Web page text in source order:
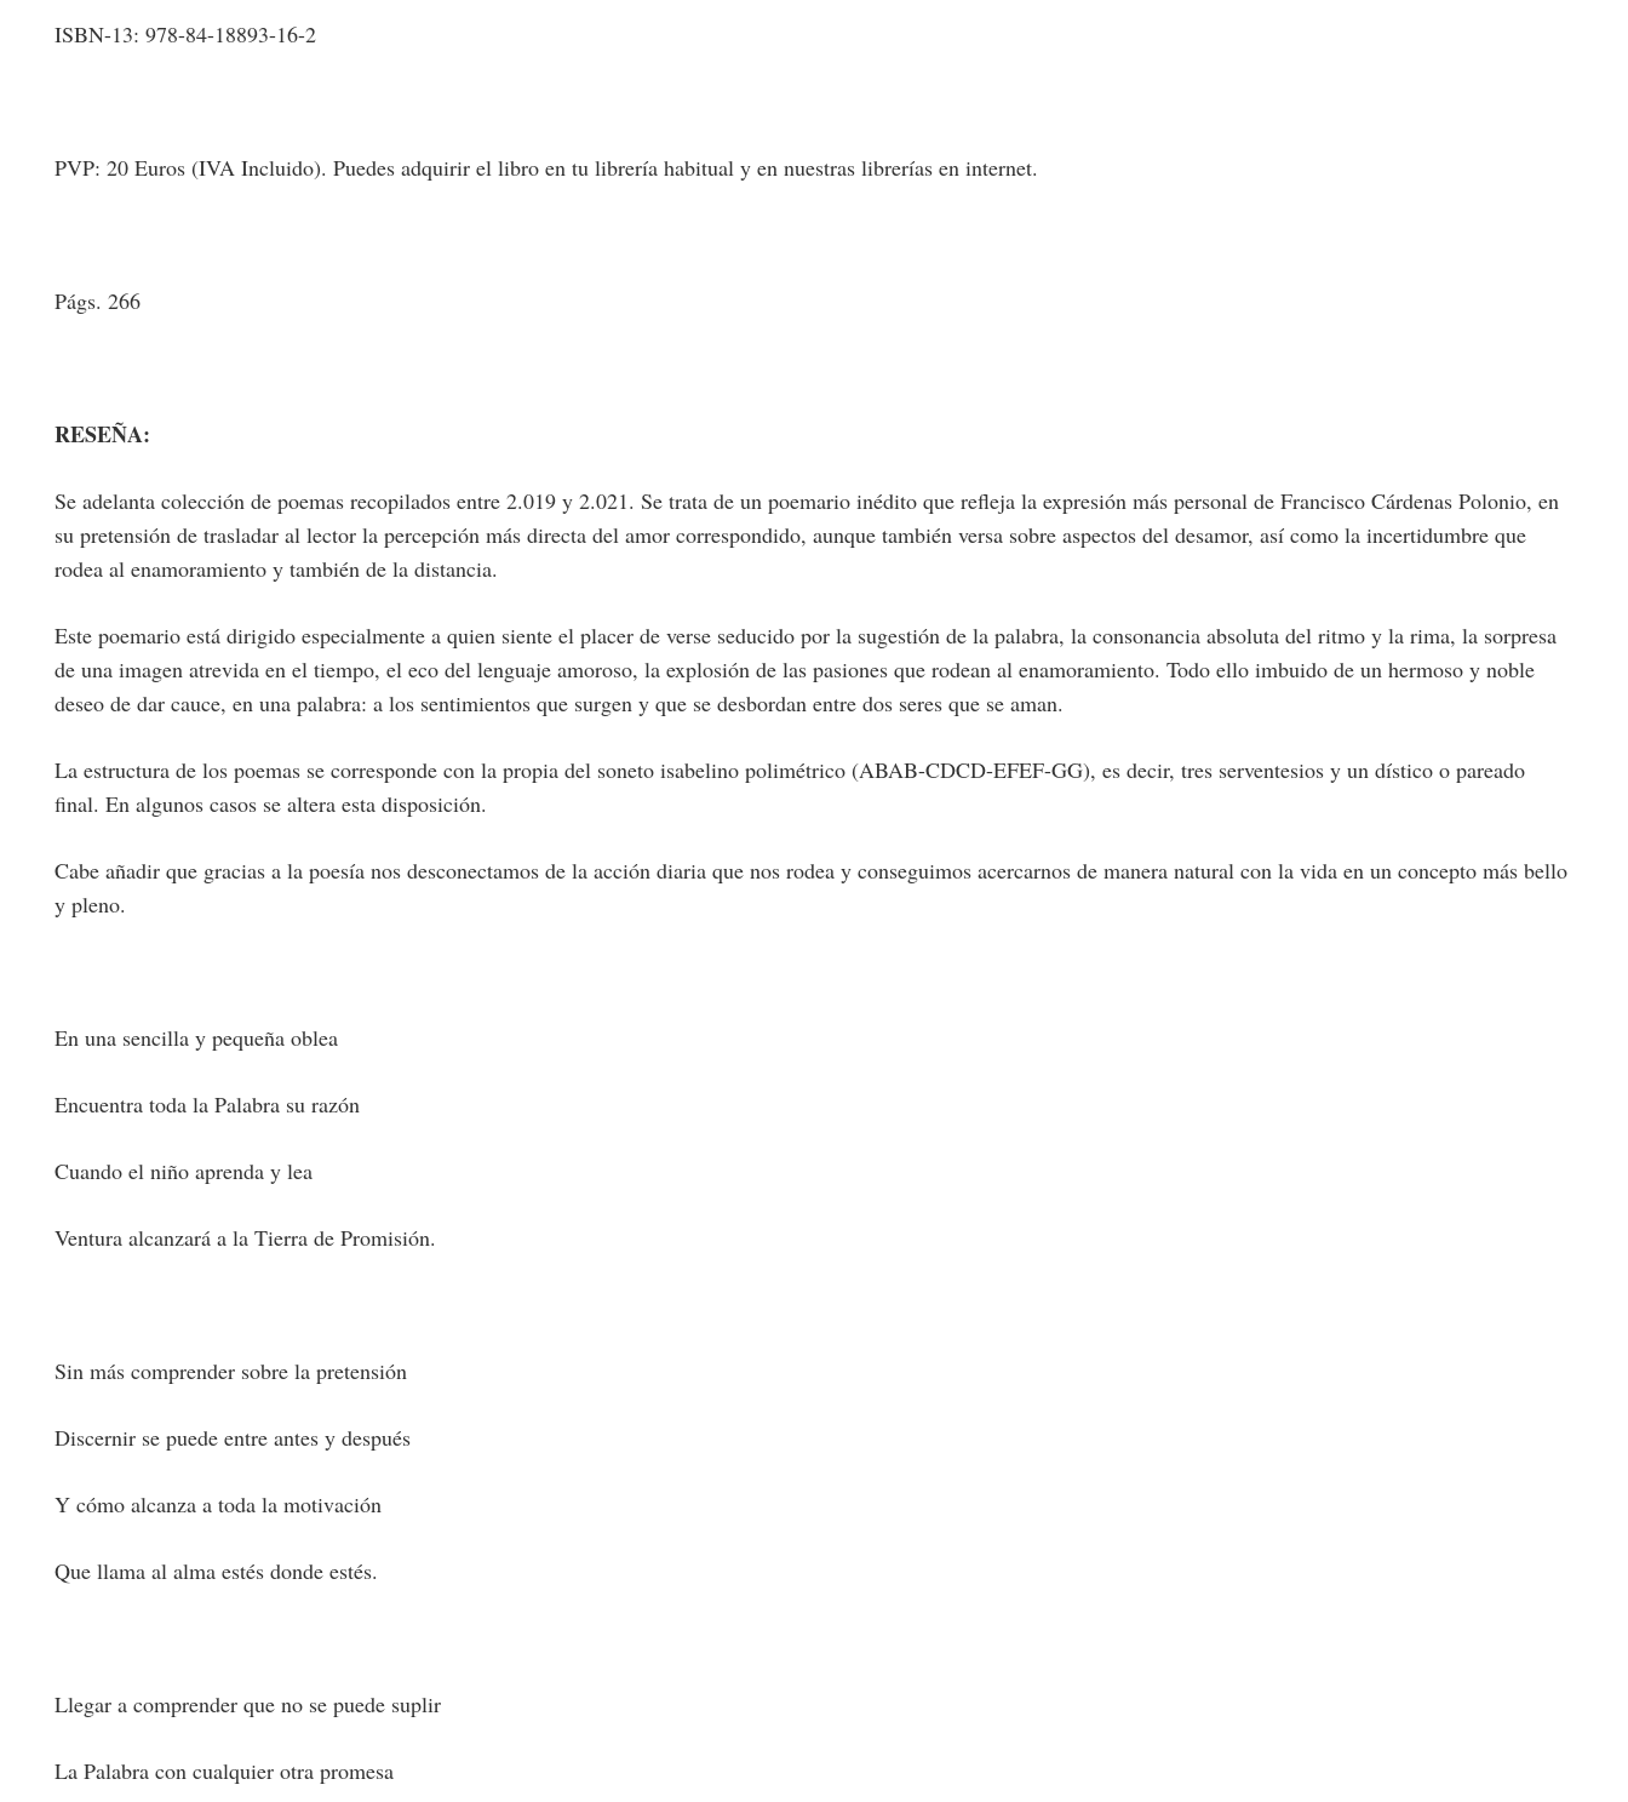
ISBN-13: 978-84-18893-16-2
PVP: 20 Euros (IVA Incluido). Puedes adquirir el libro en tu librería habitual y en nuestras librerías en internet.
Págs. 266
RESEÑA:
Se adelanta colección de poemas recopilados entre 2.019 y 2.021. Se trata de un poemario inédito que refleja la expresión más personal de Francisco Cárdenas Polonio, en
su pretensión de trasladar al lector la percepción más directa del amor correspondido, aunque también versa sobre aspectos del desamor, así como la incertidumbre que
rodea al enamoramiento y también de la distancia.
Este poemario está dirigido especialmente a quien siente el placer de verse seducido por la sugestión de la palabra, la consonancia absoluta del ritmo y la rima, la sorpresa
de una imagen atrevida en el tiempo, el eco del lenguaje amoroso, la explosión de las pasiones que rodean al enamoramiento. Todo ello imbuido de un hermoso y noble
deseo de dar cauce, en una palabra: a los sentimientos que surgen y que se desbordan entre dos seres que se aman.
La estructura de los poemas se corresponde con la propia del soneto isabelino polimétrico (ABAB-CDCD-EFEF-GG), es decir, tres serventesios y un dístico o pareado
final. En algunos casos se altera esta disposición.
Cabe añadir que gracias a la poesía nos desconectamos de la acción diaria que nos rodea y conseguimos acercarnos de manera natural con la vida en un concepto más bello
y pleno.
En una sencilla y pequeña oblea
Encuentra toda la Palabra su razón
Cuando el niño aprenda y lea
Ventura alcanzará a la Tierra de Promisión.
Sin más comprender sobre la pretensión
Discernir se puede entre antes y después
Y cómo alcanza a toda la motivación
Que llama al alma estés donde estés.
Llegar a comprender que no se puede suplir
La Palabra con cualquier otra promesa